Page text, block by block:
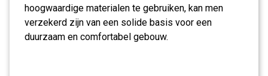
hoogwaardige materialen te gebruiken, kan men
verzekerd zijn van een solide basis voor een
duurzaam en comfortabel gebouw.